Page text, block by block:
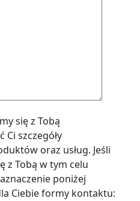
się z Tobą
szczegóły
oraz usług. Jeśli
z Tobą w tym celu
poniżej
Ciebie formy kontaktu: